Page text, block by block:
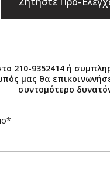
210-9352414 ή
μας θα
συντομότερο